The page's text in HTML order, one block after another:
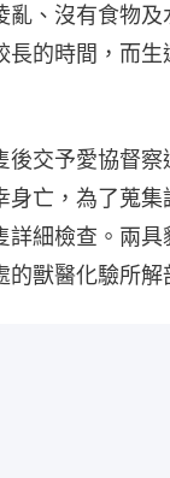
亂、沒有食物
長的時間，而
後交予愛協督
身亡，為了蒐
詳細檢查。兩
的獸醫化驗所解